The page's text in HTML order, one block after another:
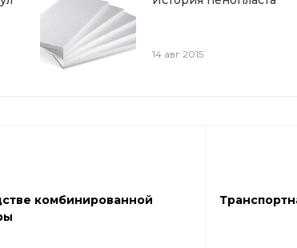
14 авг 2015
комбинированной